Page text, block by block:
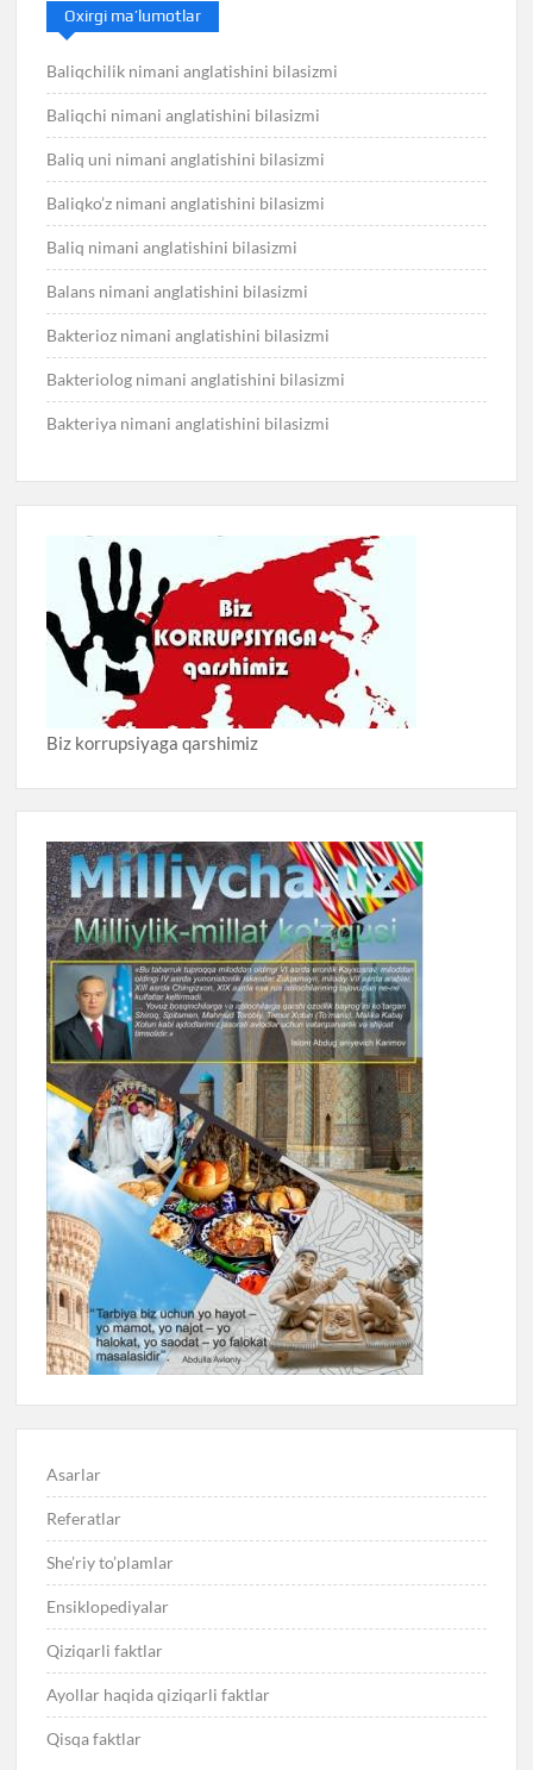
Oxirgi ma’lumotlar
Baliqchilik nimani anglatishini bilasizmi
Baliqchi nimani anglatishini bilasizmi
Baliq uni nimani anglatishini bilasizmi
Baliqko’z nimani anglatishini bilasizmi
Baliq nimani anglatishini bilasizmi
Balans nimani anglatishini bilasizmi
Bakterioz nimani anglatishini bilasizmi
Bakteriolog nimani anglatishini bilasizmi
Bakteriya nimani anglatishini bilasizmi
Biz korrupsiyaga qarshimiz
Asarlar
Referatlar
She’riy to’plamlar
Ensiklopediyalar
Qiziqarli faktlar
Ayollar haqida qiziqarli faktlar
Qisqa faktlar